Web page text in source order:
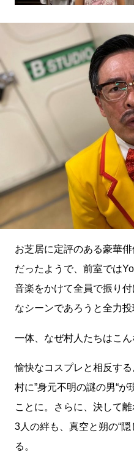
お芝居に定評のある豪華
だったようで、前室では
音楽をかけて全員で振り
なシーンであろうと全力
一体、なぜ村人たちはこん
愉快なコスプレと相反す
村に”身元不明の謎の男“
ことに。さらに、決して
3人の絆も、真空と朔の“
る。